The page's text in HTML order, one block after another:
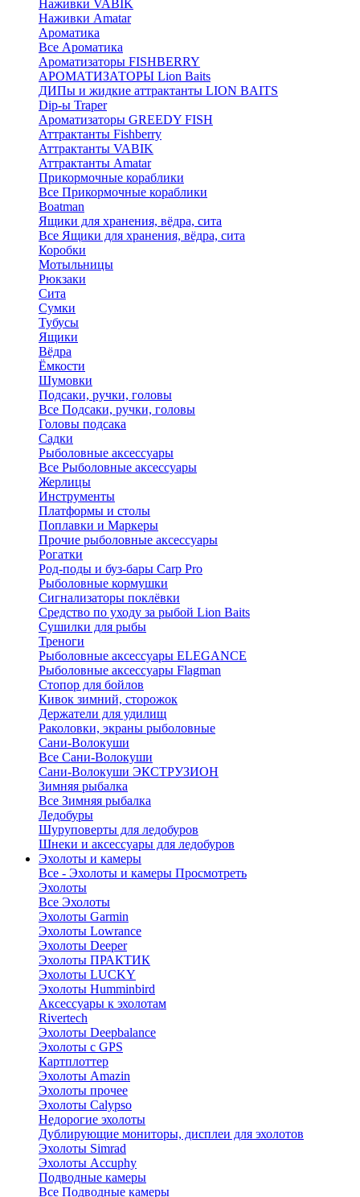
Наживки VABIK
Наживки Amatar
Ароматика
Все Ароматика
Ароматизаторы FISHBERRY
АРОМАТИЗАТОРЫ Lion Baits
ДИПы и жидкие аттрактанты LION BAITS
Dip-ы Traper
Ароматизаторы GREEDY FISH
Аттрактанты Fishberry
Аттрактанты VABIK
Аттрактанты Amatar
Прикормочные кораблики
Все Прикормочные кораблики
Boatman
Ящики для хранения, вёдра, сита
Все Ящики для хранения, вёдра, сита
Коробки
Мотыльницы
Рюкзаки
Сита
Сумки
Тубусы
Ящики
Вёдра
Ёмкости
Шумовки
Подсаки, ручки, головы
Все Подсаки, ручки, головы
Головы подсака
Садки
Рыболовные аксессуары
Все Рыболовные аксессуары
Жерлицы
Инструменты
Платформы и столы
Поплавки и Маркеры
Прочие рыболовные аксессуары
Рогатки
Род-поды и буз-бары Carp Pro
Рыболовные кормушки
Сигнализаторы поклёвки
Средство по уходу за рыбой Lion Baits
Сушилки для рыбы
Треноги
Рыболовные аксессуары ELEGANCE
Рыболовные аксессуары Flagman
Стопор для бойлов
Кивок зимний, сторожок
Держатели для удилищ
Раколовки, экраны рыболовные
Сани-Волокуши
Все Сани-Волокуши
Сани-Волокуши ЭКСТРУЗИОН
Зимняя рыбалка
Все Зимняя рыбалка
Ледобуры
Шуруповерты для ледобуров
Шнеки и аксессуары для ледобуров
Эхолоты и камеры
Все - Эхолоты и камеры Просмотреть
Эхолоты
Все Эхолоты
Эхолоты Garmin
Эхолоты Lowrance
Эхолоты Deeper
Эхолоты ПРАКТИК
Эхолоты LUCKY
Эхолоты Humminbird
Аксессуары к эхолотам
Rivertech
Эхолоты Deepbalance
Эхолоты с GPS
Картплоттер
Эхолоты Amazin
Эхолоты прочее
Эхолоты Calypso
Недорогие эхолоты
Дублирующие мониторы, дисплеи для эхолотов
Эхолоты Simrad
Эхолоты Accuphy
Подводные камеры
Все Подводные камеры